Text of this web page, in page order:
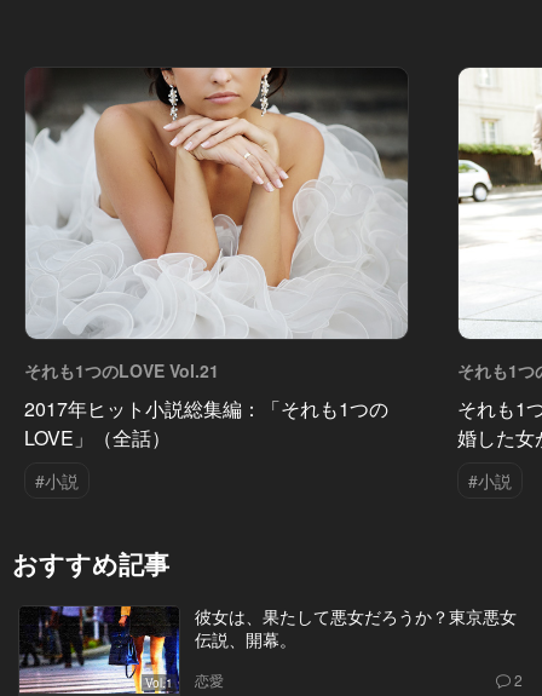
それも1つのLOVE Vol.21
2017年ヒット小説総集編：「それも1つの
LOVE」（全話）
#小説
それも1
それも1
婚した女
#小説
おすすめ記事
Vol.1
彼女は、果たして悪女だろうか？東京悪女
伝説、開幕。
恋愛 2